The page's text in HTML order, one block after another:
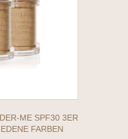
ME SPF30 3ER
FARBEN